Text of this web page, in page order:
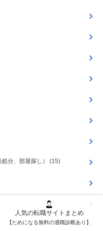
分、部屋探し） (15)
人気の転職サイトまとめ
【ためになる無料の適職診断あり】